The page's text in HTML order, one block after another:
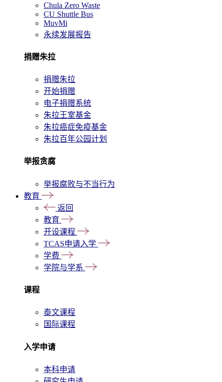
Chula Zero Waste
CU Shuttle Bus
MuvMi
永续发展报告
捐赠朱拉
捐赠朱拉
开始捐赠
电子捐赠系统
朱拉王室基金
朱拉癌症免疫基金
朱拉百年公园计划
举报贪腐
举报腐败与不当行为
教育
返回
教育
开设课程
TCAS申请入学
学费
学院与学系
课程
泰文课程
国际课程
入学申请
本科申请